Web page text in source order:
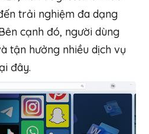
trải nghiệm đa dạng
cạnh đó, người dùng
tận hưởng nhiều dịch vụ
đây.